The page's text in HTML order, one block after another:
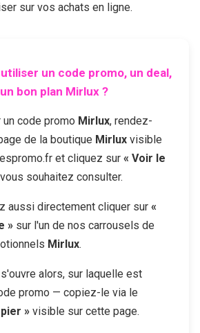
sur vos achats en ligne.
un code promo, un deal,
bon plan Mirlux?
code promo Mirlux, rendez-
de la boutique Mirlux visible
et cliquez sur « Voir le
souhaitez consulter.
aussi directement cliquer sur «
» sur l'un de nos carrousels de
Mirlux.
alors, sur laquelle est
promo — copiez-le via le
» visible sur cette page.